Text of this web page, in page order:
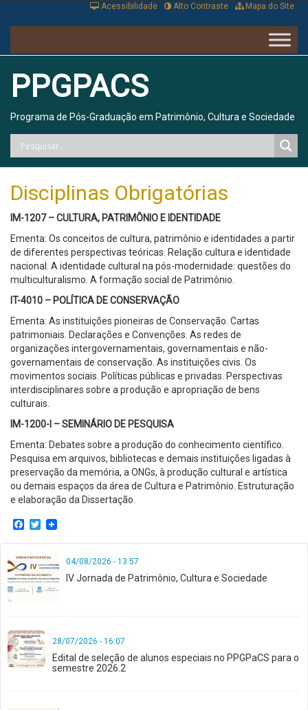
Mapa do Site
Alto Contraste
Acessibilidade
PPGPACS
Programa de Pós-Graduação em Patrimônio, Cultura e Sociedade
Disciplinas Obrigatórias
IM-1207 – CULTURA, PATRIMÔNIO E IDENTIDADE
Ementa: Os conceitos de cultura, patrimônio e identidades a partir
de diferentes perspectivas teóricas. Relação cultura e identidade
nacional. A identidade cultural na pós-modernidade: questões do
multiculturalismo. A formação social de Patrimônio.
IT-4010 – POLÍTICA DE CONSERVAÇÃO
Ementa: As instituições pioneiras de Conservação. Cartas
patrimoniais. Declarações e Convenções. As redes de
organizações intergovernamentais, governamentais e não-
governamentais de conservação. As instituições civis. Os
movimentos sociais. Políticas públicas e privadas. Perspectivas
interdisciplinares sobre a produção e apropriação de bens
culturais.
IM-1200-I – SEMINÁRIO DE PESQUISA
Ementa: Debates sobre a produção do conhecimento científico.
Pesquisa em arquivos, bibliotecas e demais instituições ligadas à
preservação da memória, a ONGs, à produção cultural e artística
ou demais espaços da área de Cultura e Patrimônio. Estruturação
e elaboração da Dissertação.
Facebook
Twitter
04/08/2026 - 13:57
IV Jornada de Patrimônio, Cultura e Sociedade
28/07/2026 - 16:07
Edital de seleção de alunos especiais no PPGPaCS para o
semestre 2026.2